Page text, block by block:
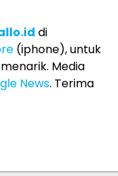
di
(iphone), untuk
Media
News. Terima